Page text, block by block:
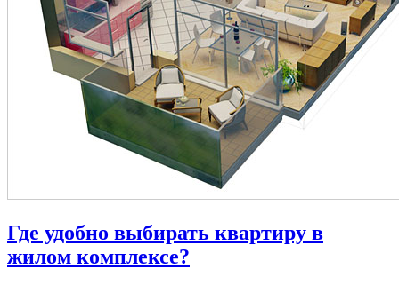
Где удобно выбирать квартиру в
жилом комплексе?